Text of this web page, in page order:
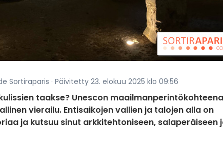
Sortiraparis · Päivitetty 23. elokuu 2025 klo 09:56
taakse? Unescon maailmanperintökohteena
vierailu. Entisaikojen vallien ja talojen alla on
ja kutsuu sinut arkkitehtoniseen, salaperäiseen